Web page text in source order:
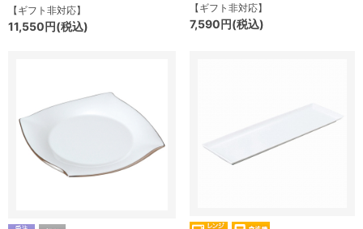
【ギフト非対応】
11,550円(税込)
【ギフト非対応】
7,590円(税込)